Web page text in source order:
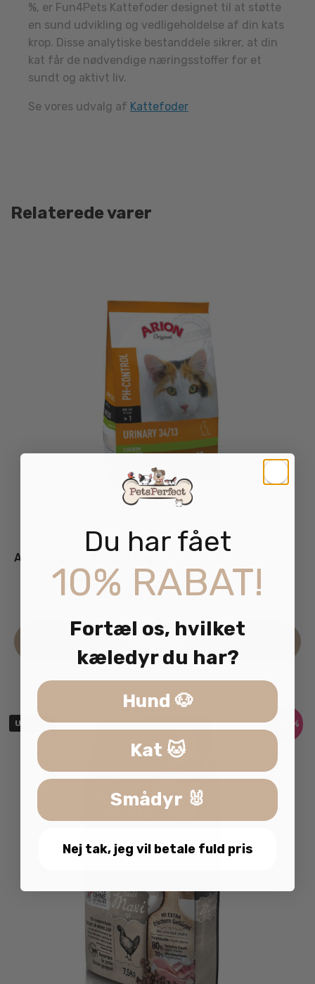
%, er Fun4Pets Kattefoder designet til at støtte
en sund udvikling og vedligeholdelse af din kats
krop. Disse analytiske bestanddele sikrer, at din
kat får de nødvendige næringsstoffer for et
sundt og aktivt liv.
Se vores udvalg af Kattefoder
Relaterede varer
Arion Urinary 34/13 7,5kg
469.00 kr. inkl. moms
- 21%
Udsolgt
Du har fået
10% RABAT!
Fortæl os, hvilket
kæledyr du har?
Hund 🐶
Kat 🐱
Smådyr 🐰
Nej tak, jeg vil betale fuld pris